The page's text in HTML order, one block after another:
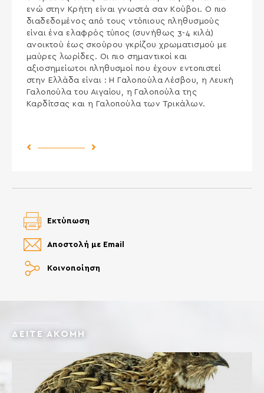
ενώ στην Κρήτη είναι γνωστά σαν Κούβοι. Ο πιο
διαδεδομένος από τους ντόπιους πληθυσμούς
είναι ένα ελαφρός τύπος (συνήθως 3-4 κιλά)
ανοικτού έως σκούρου γκρίζου χρωματισμού με
μαύρες λωρίδες. Οι πιο σημαντικοί και
αξιοσημείωτοι πληθυσμοί που έχουν εντοπιστεί
στην Ελλάδα είναι : Η Γαλοπούλα Λέσβου, η Λευκή
Γαλοπούλα του Αιγαίου, η Γαλοπούλα της
Καρδίτσας και η Γαλοπούλα των Τρικάλων.
Previous Post Next Post
Κοινοποίηση
Αποστολή με Email
Εκτύπωση
ΔΕΙΤΕ ΑΚΟΜΗ